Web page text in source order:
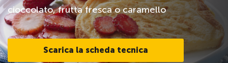
cioccolato, frutta fresca o caramello
Scarica la scheda tecnica